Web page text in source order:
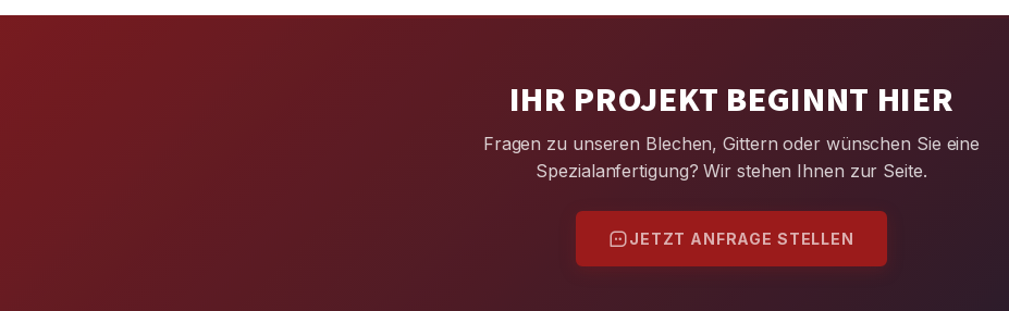
IHR PROJEKT BEGINNT HIER
Fragen zu unseren Blechen, Gittern oder wünschen Sie eine
Spezialanfertigung? Wir stehen Ihnen zur Seite.
JETZT ANFRAGE STELLEN